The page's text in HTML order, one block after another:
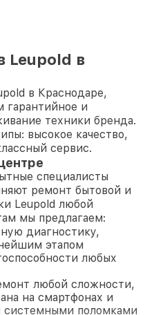
Leupold в
в Краснодаре,
гарантийное и
техники бренда.
высокое качество,
сервис.
специалисты
ремонт бытовой и
Leupold любой
мы предлагаем:
диагностику,
этапом
любых
любой сложности,
на смартфонах и
системными поломками